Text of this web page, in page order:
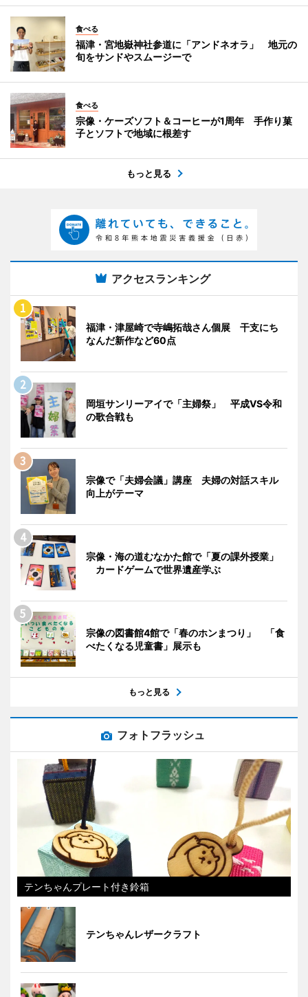
食べる
福津・宮地嶽神社参道に「アンドネオラ」 地元の
旬をサンドやスムージーで
食べる
宗像・ケーズソフト＆コーヒーが1周年 手作り菓
子とソフトで地域に根差す
もっと見る
アクセスランキング
福津・津屋崎で寺嶋拓哉さん個展 干支にち
なんだ新作など60点
岡垣サンリーアイで「主婦祭」 平成VS令和
の歌合戦も
宗像で「夫婦会議」講座 夫婦の対話スキル
向上がテーマ
宗像・海の道むなかた館で「夏の課外授業」
カードゲームで世界遺産学ぶ
宗像の図書館4館で「春のホンまつり」 「食
べたくなる児童書」展示も
もっと見る
フォトフラッシュ
テンちゃんプレート付き鈴箱
テンちゃんレザークラフト